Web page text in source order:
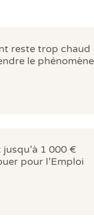
reste trop chaud
le phénomène
thermiques.
1 000 €
pour l’Emploi